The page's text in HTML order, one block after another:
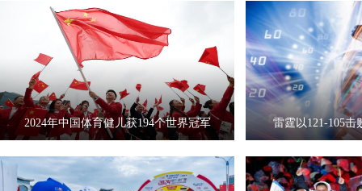
2024年中国体育健儿获194个世界冠军 雷霆以121-105击